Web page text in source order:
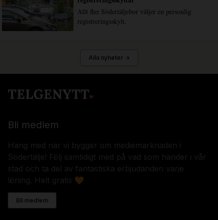
Allt fler Södertäljebor väljer en personlig
registreringsskylt.
Alla nyheter →
Bli medlem
Häng med när vi bygger om mediemarknaden i
Södertälje! Följ samtidigt med på vad som händer i vår
stad och ta del av fantastiska erbjudanden varje
löning. Helt gratis 🧡
Bli medlem